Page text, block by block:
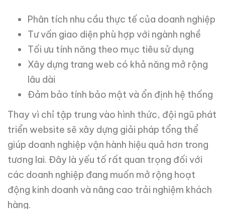
Phân tích nhu cầu thực tế của doanh nghiệp
Tư vấn giao diện phù hợp với ngành nghề
Tối ưu tính năng theo mục tiêu sử dụng
Xây dựng trang web có khả năng mở rộng
lâu dài
Đảm bảo tính bảo mật và ổn định hệ thống
Thay vì chỉ tập trung vào hình thức, đội ngũ phát
triển website sẽ xây dựng giải pháp tổng thể
giúp doanh nghiệp vận hành hiệu quả hơn trong
tương lai. Đây là yếu tố rất quan trọng đối với
các doanh nghiệp đang muốn mở rộng hoạt
động kinh doanh và nâng cao trải nghiệm khách
hàng.